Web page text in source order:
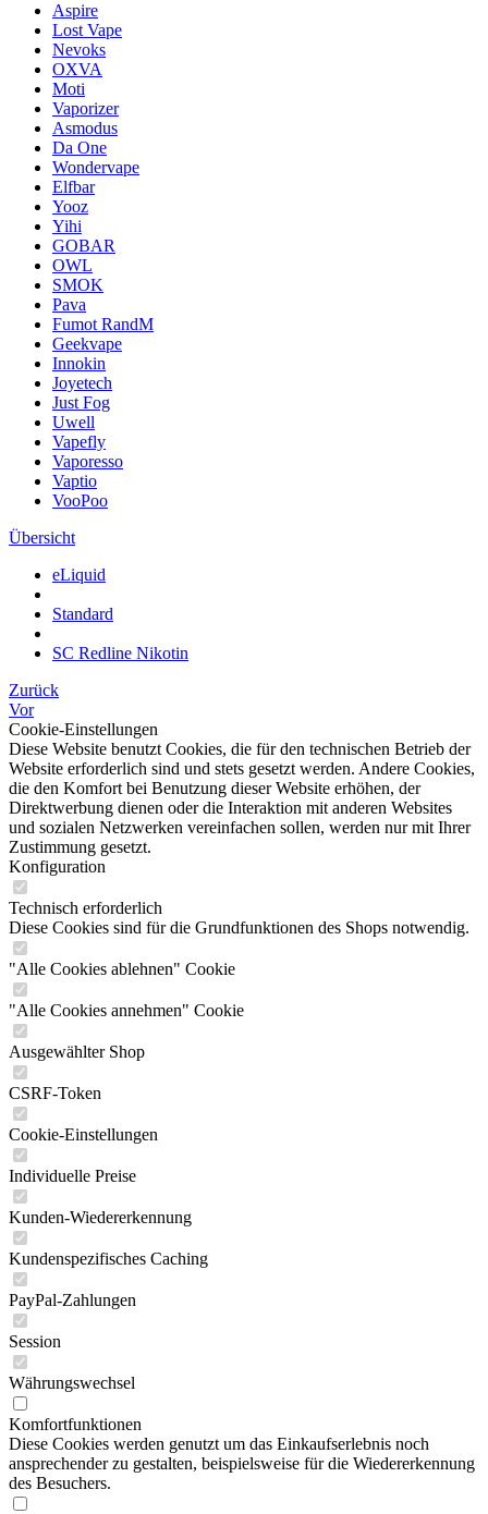
Aspire
Lost Vape
Nevoks
OXVA
Moti
Vaporizer
Asmodus
Da One
Wondervape
Elfbar
Yooz
Yihi
GOBAR
OWL
SMOK
Pava
Fumot RandM
Geekvape
Innokin
Joyetech
Just Fog
Uwell
Vapefly
Vaporesso
Vaptio
VooPoo
Übersicht
eLiquid
Standard
SC Redline Nikotin
Zurück
Vor
Cookie-Einstellungen
Diese Website benutzt Cookies, die für den technischen Betrieb der
Website erforderlich sind und stets gesetzt werden. Andere Cookies,
die den Komfort bei Benutzung dieser Website erhöhen, der
Direktwerbung dienen oder die Interaktion mit anderen Websites
und sozialen Netzwerken vereinfachen sollen, werden nur mit Ihrer
Zustimmung gesetzt.
Konfiguration
Technisch erforderlich
Diese Cookies sind für die Grundfunktionen des Shops notwendig.
"Alle Cookies ablehnen" Cookie
"Alle Cookies annehmen" Cookie
Ausgewählter Shop
CSRF-Token
Cookie-Einstellungen
Individuelle Preise
Kunden-Wiedererkennung
Kundenspezifisches Caching
PayPal-Zahlungen
Session
Währungswechsel
Komfortfunktionen
Diese Cookies werden genutzt um das Einkaufserlebnis noch
ansprechender zu gestalten, beispielsweise für die Wiedererkennung
des Besuchers.